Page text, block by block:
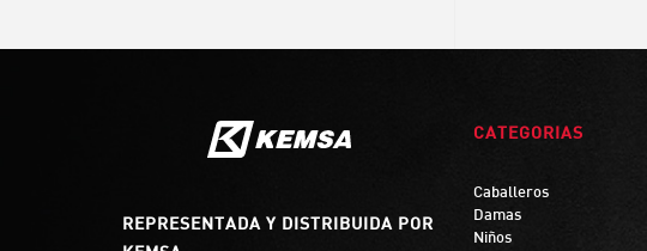
REPRESENTADA Y DISTRIBUIDA POR
CATEGORIAS
Caballeros
Damas
Niños